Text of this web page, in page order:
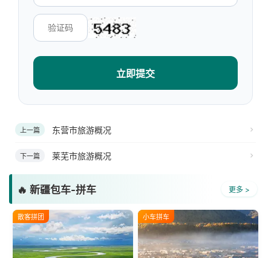
立即提交
上一篇 东营市旅游概况
下一篇 莱芜市旅游概况
🔥 新疆包车-拼车 更多 >
散客拼团 小车拼车